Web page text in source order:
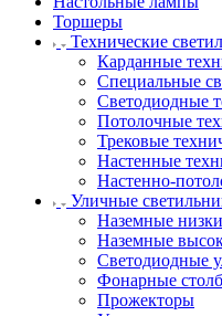
Торшеры
Технические
Карданные
Специальные
Светодиодные
Потолочные
Трековые
Настенные
Настенно-
Уличные
Наземные
Наземные
Светодиодные
Фонарные
Прожекторы